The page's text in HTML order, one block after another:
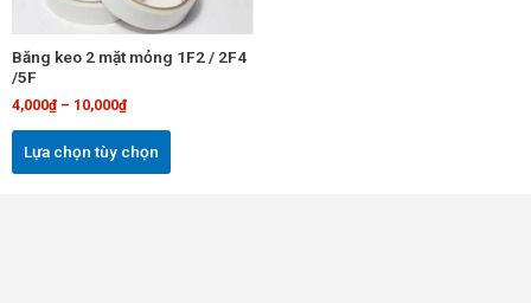
Băng keo 2 mặt mỏng 1F2 / 2F4
/5F
4,000₫– 10,000₫
Lựa chọn tùy chọn
tùy
chọn
có
trên